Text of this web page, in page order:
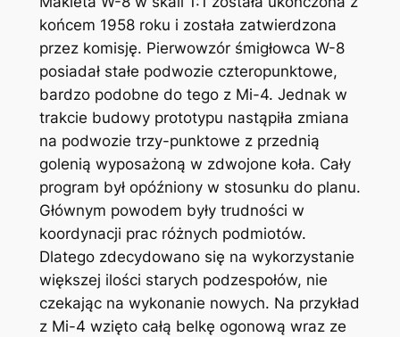
końcem 1958 roku i została zatwierdzona
przez komisję. Pierwowzór śmigłowca W-8
posiadał stałe podwozie czteropunktowe,
bardzo podobne do tego z Mi-4. Jednak w
trakcie budowy prototypu nastąpiła zmiana
na podwozie trzy-punktowe z przednią
golenią wyposażoną w zdwojone koła. Cały
program był opóźniony w stosunku do planu.
Głównym powodem były trudności w
koordynacji prac różnych podmiotów.
Dlatego zdecydowano się na wykorzystanie
większej ilości starych podzespołów, nie
czekając na wykonanie nowych. Na przykład
z Mi-4 wzięto całą belkę ogonową wraz ze